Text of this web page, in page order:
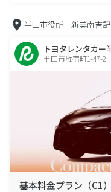
半田市役所 新美南吉記
トヨタレンタカー
半田市雁宿町1-47-2
基本料金プラン（C1）